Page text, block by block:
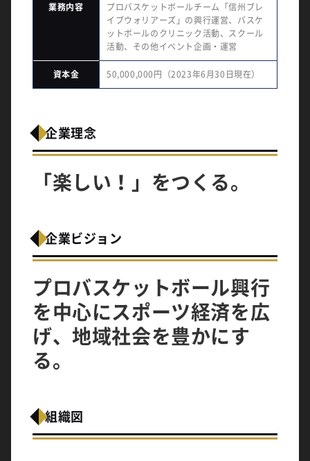
業務内容
プロバスケットボールチーム「信州ブレ
イブウォリアーズ」の興行運営、バスケ
ットボールのクリニック活動、スクール
活動、その他イベント企画・運営
資本金 50,000,000円（2023年6月30日現在）
企業理念
「楽しい！」をつくる。
企業ビジョン
プロバスケットボール興行
を中心にスポーツ経済を広
げ、地域社会を豊かにす
る。
組織図